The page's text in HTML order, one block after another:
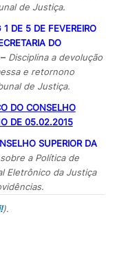
de Justiça.
DE 5 DE FEVEREIRO
DO
– Disciplina a devolução
e retornono
de Justiça.
DO CONSELHO
DE 05.02.2015
SUPERIOR DA
a Política de
Eletrônico da Justiça
).